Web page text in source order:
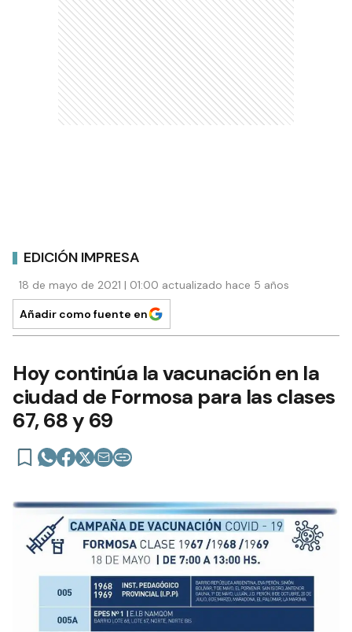
EDICIÓN IMPRESA
18 de mayo de 2021 | 01:00 actualizado hace 5 años
Añadir como fuente en
Hoy continúa la vacunación en la
ciudad de Formosa para las clases
67, 68 y 69